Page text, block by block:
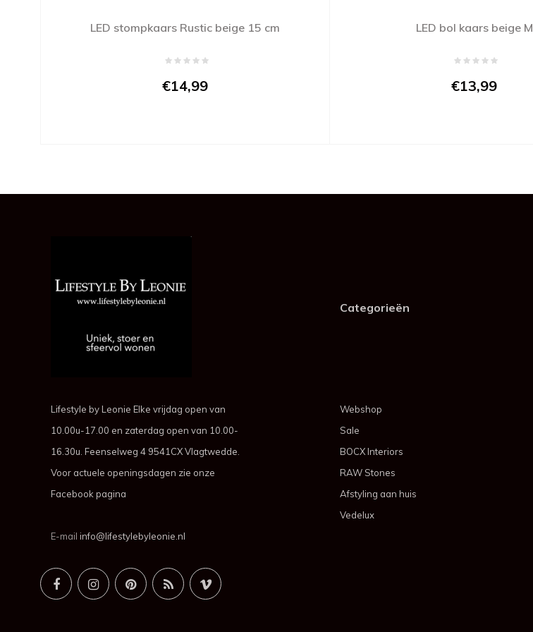
LED stompkaars Rustic beige 15 cm
€14,99
LED bol kaars beige M
€13,99
Lifestyle by Leonie Elke vrijdag open van
10.00u-17.00 en zaterdag open van 10.00-
16.30u. Feenselweg 4 9541CX Vlagtwedde.
Voor actuele openingsdagen zie onze
Facebook pagina
E-mail info@lifestylebyleonie.nl
Categorieën
Webshop
Sale
BOCX Interiors
RAW Stones
Afstyling aan huis
Vedelux